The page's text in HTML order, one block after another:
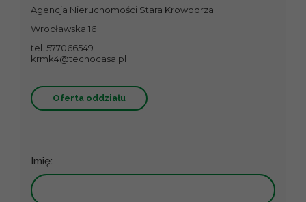
Agencja Nieruchomości Stara Krowodrza
Wrocławska 16
tel. 577066549
krmk4@tecnocasa.pl
Oferta oddziału
Imię: